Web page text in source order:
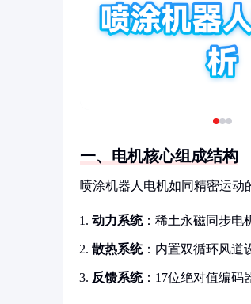
一、电机核心组成结构
喷涂机器人电机如同精密运动
动力系统：稀土永磁同步电
散热系统：内置双循环风道
反馈系统：17位绝对值编码